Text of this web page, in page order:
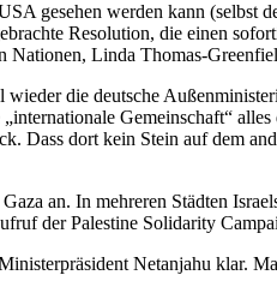
gesehen werden kann
Resolution, die einen
Linda Thomas-
die deutsche
Gemeinschaft“
Dass dort kein Stein auf dem
an. In mehreren Städten
der Palestine Solidarity
Netanjahu klar.